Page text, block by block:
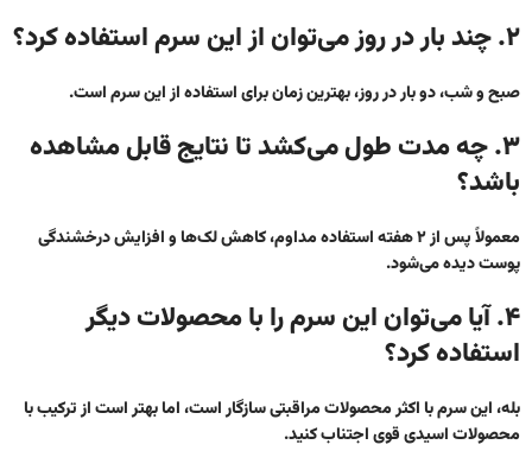
۲. چند بار در روز می‌توان از این سرم استفاده کرد؟
صبح و شب، دو بار در روز، بهترین زمان برای استفاده از این سرم است.
۳. چه مدت طول می‌کشد تا نتایج قابل مشاهده
باشد؟
معمولاً پس از ۲ هفته استفاده مداوم، کاهش لک‌ها و افزایش درخشندگی
پوست دیده می‌شود.
۴. آیا می‌توان این سرم را با محصولات دیگر
استفاده کرد؟
بله، این سرم با اکثر محصولات مراقبتی سازگار است، اما بهتر است از ترکیب با
محصولات اسیدی قوی اجتناب کنید.